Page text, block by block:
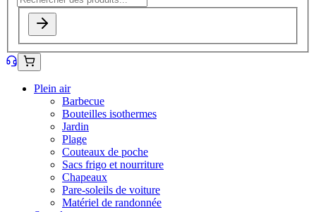
Plein air
Barbecue
Bouteilles isothermes
Jardin
Plage
Couteaux de poche
Sacs frigo et nourriture
Chapeaux
Pare-soleils de voiture
Matériel de randonnée